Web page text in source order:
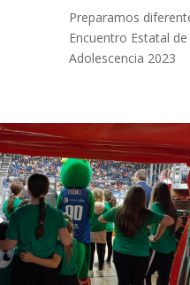
Preparamos
Encuentro Estatal
Adolescencia 2023